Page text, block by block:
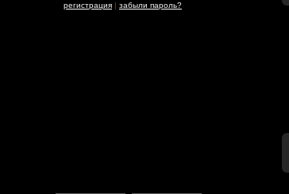
регистрация | забыли пароль?